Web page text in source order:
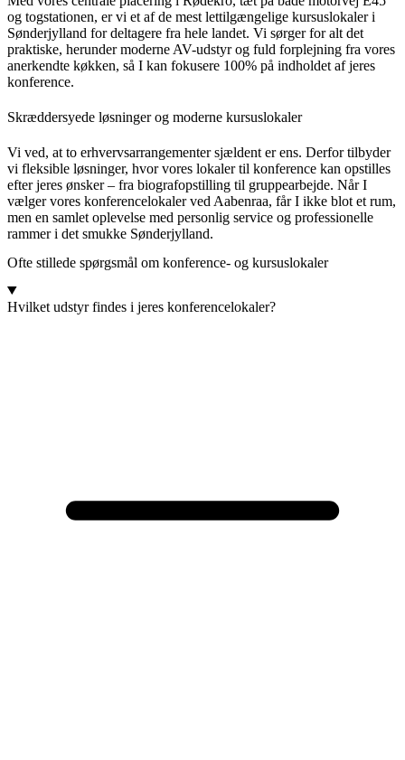
og togstationen, er vi et af de mest lettilgængelige kursuslokaler i
Sønderjylland for deltagere fra hele landet. Vi sørger for alt det
praktiske, herunder moderne AV-udstyr og fuld forplejning fra vores
anerkendte køkken, så I kan fokusere 100% på indholdet af jeres
konference.
Skræddersyede løsninger og moderne kursuslokaler
Vi ved, at to erhvervsarrangementer sjældent er ens. Derfor tilbyder
vi fleksible løsninger, hvor vores lokaler til konference kan opstilles
efter jeres ønsker – fra biografopstilling til gruppearbejde. Når I
vælger vores konferencelokaler ved Aabenraa, får I ikke blot et rum,
men en samlet oplevelse med personlig service og professionelle
rammer i det smukke Sønderjylland.
Ofte stillede spørgsmål om konference- og kursuslokaler
Hvilket udstyr findes i jeres konferencelokaler?